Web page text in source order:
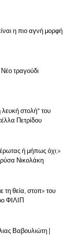
η πιο αγνή μορφή
τραγούδι
λευκή στολή" του
Πετρίδου
ή μήπως όχι;»
Νικολάκη
θεία, στοπ» του
ΦΙΛΙΠ
Βαβουλιώτη |